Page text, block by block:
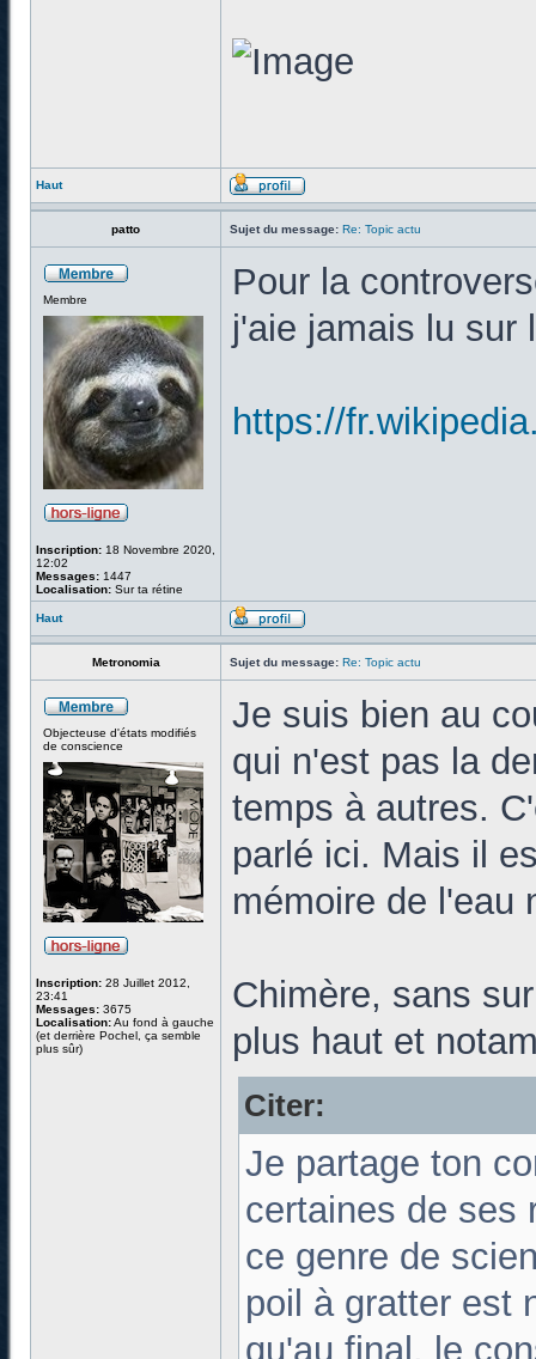
Haut
patto Sujet du message: Re: Topic actu
Membre
Inscription: 18 Novembre 2020,
12:02
Messages: 1447
Localisation: Sur ta rétine
Pour la
j'aie jamais lu sur
https://
Haut
Metronomia Sujet du message: Re: Topic actu
Objecteuse d'états modifiés
de conscience
Inscription: 28 Juillet 2012,
23:41
Messages: 3675
Localisation:Au fond à gauche
(et derrière Pochel, ça semble
plus sûr)
Je suis bien au
qui n'est pas la
temps à autres.
parlé ici. Mais il
mémoire de l'eau
Chimère, sans
plus haut et
Citer:
Je partage ton
certaines de ses
ce genre de
poil à gratter est
qu'au final, le